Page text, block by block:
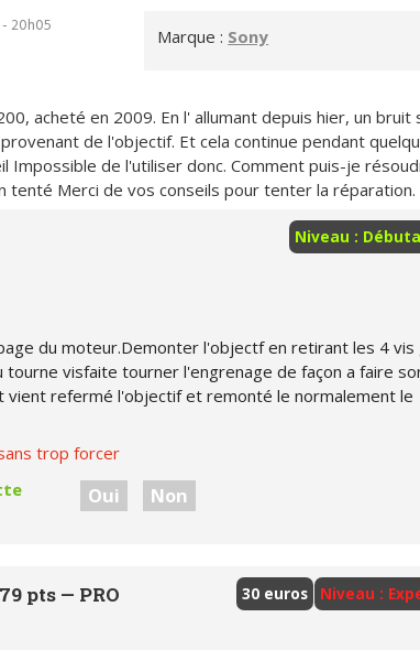
Marque : Sony
- 20h05
acheté en 2009. En l' allumant depuis hier, un bruit
de l'objectif. Et cela continue pendant
Impossible de l'utiliser donc. Comment puis-je
tenté Merci de vos conseils pour tenter la réparation.
Niveau :
du moteur.Demonter l'objectf en retirant les 4 vis
visfaite tourner l'engrenage de façon a faire
vient refermé l'objectif et remonté le normalement le
trop forcer
Oui Non
Niveau :
30 euros
pts — PRO